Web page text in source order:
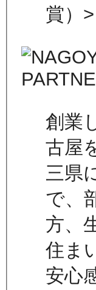
賞）>
創業
古屋
三県
で、
方、
住ま
安心